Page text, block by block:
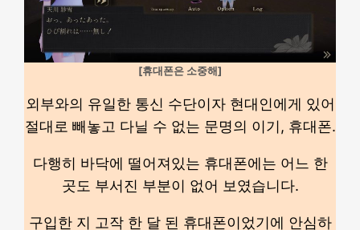
[휴대폰은 소중해]
외부와의 유일한 통신 수단이자 현대인에게 있어
절대로 빼놓고 다닐 수 없는 문명의 이기, 휴대폰.
다행히 바닥에 떨어져있는 휴대폰에는 어느 한
곳도 부서진 부분이 없어 보였습니다.
구입한 지 고작 한 달 된 휴대폰이었기에 안심하